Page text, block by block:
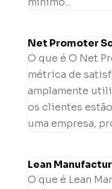
Net Promoter
O que é O Net
métrica de
amplamente
os clientes
uma empresa,
Lean
O que é Lean